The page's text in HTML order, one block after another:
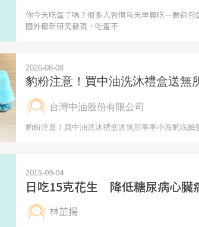
你今天吃蛋了嗎？很多人習慣每天早晨吃一顆荷
國外最新研究發現，吃蛋不
2015-09-04
日吃15克花生 降低糖尿病心臟
林芷揚